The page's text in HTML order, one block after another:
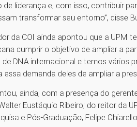
liderança e, com isso, contribuir
transformar seu entorno”, disse
da COI ainda apontou que a UPM
cumprir o objetivo de ampliar a
de DNA internacional e temos vários
essa demanda deles de ampliar a
ainda, com a presença do
Eustáquio Ribeiro; do reitor da
e Pós-Graduação, Felipe